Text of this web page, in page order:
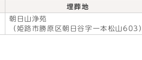
埋葬地
朝日山浄苑
（姫路市勝原区朝日谷字一本松山603